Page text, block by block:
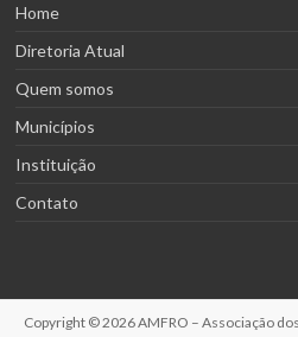
Home
Diretoria Atual
Quem somos
Municípios
Instituição
Contato
Copyright © 2026AMFRO – Associação